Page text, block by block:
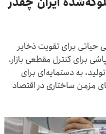
حیاتی برای تقویت ذخایر
برای کنترل مقطعی بازار،
به دستمایه‌ای برای
ساختاری در اقتصاد